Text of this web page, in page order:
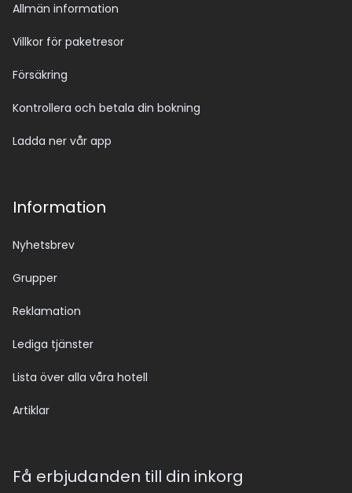
Allmän information
Villkor för paketresor
Försäkring
Kontrollera och betala din bokning
Ladda ner vår app
Information
Nyhetsbrev
Grupper
Reklamation
Lediga tjänster
Lista över alla våra hotell
Artiklar
Få erbjudanden till din inkorg